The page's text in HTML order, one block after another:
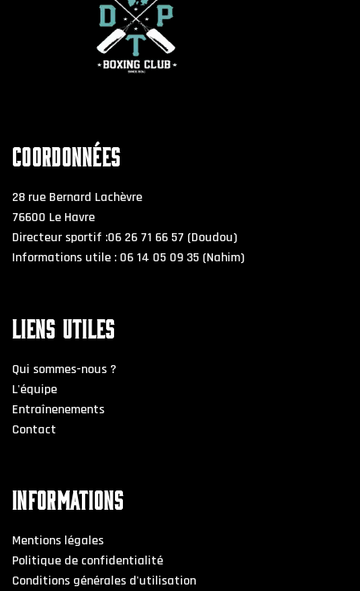
COORDONNÉES
28 rue Bernard Lachèvre
76600 Le Havre
Directeur sportif :06 26 71 66 57 (Doudou)
Informations utile : 06 14 05 09 35 (Nahim)
LIENS UTILES
Qui sommes-nous ?
L'équipe
Entraînenements
Contact
INFORMATIONS
Mentions légales
Politique de confidentialité
Conditions générales d'utilisation